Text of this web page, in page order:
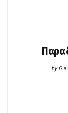
by